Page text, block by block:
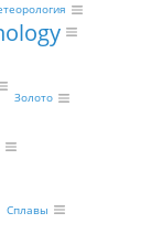
Сплавы
Золото